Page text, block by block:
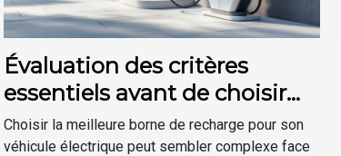
Évaluation des critères
essentiels avant de choisir
votre borne de recharge
Choisir la meilleure borne de recharge pour son
véhicule électrique peut sembler complexe face